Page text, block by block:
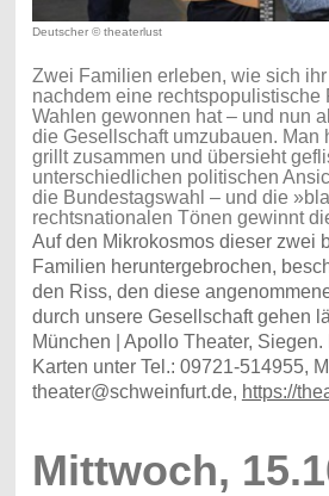
Deutscher © theaterlust
Zwei Familien erleben, wie sich
nachdem eine rechtspopulistische
Wahlen gewonnen hat – und nun
die Gesellschaft umzubauen. Man
grillt zusammen und übersieht
unterschiedlichen politischen
die Bundestagswahl – und die
rechtsnationalen Tönen gewinnt
Auf den Mikrokosmos dieser zwei
Familien heruntergebrochen,
den Riss, den diese
durch unsere Gesellschaft gehen
München | Apollo Theater, Siegen.
Karten unter Tel.: 09721-514955,
theater@schweinfurt.de, https://
Mittwoch,